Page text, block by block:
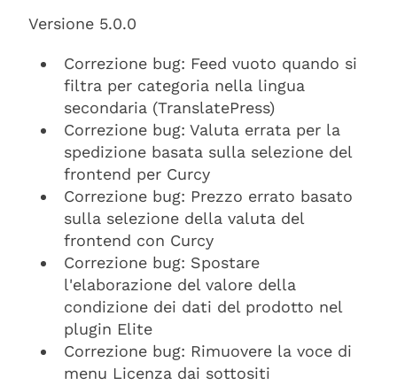
Versione 5.0.0
Correzione bug: Feed vuoto quando si
filtra per categoria nella lingua
secondaria (TranslatePress)
Correzione bug: Valuta errata per la
spedizione basata sulla selezione del
frontend per Curcy
Correzione bug: Prezzo errato basato
sulla selezione della valuta del
frontend con Curcy
Correzione bug: Spostare
l'elaborazione del valore della
condizione dei dati del prodotto nel
plugin Elite
Correzione bug: Rimuovere la voce di
menu Licenza dai sottositi